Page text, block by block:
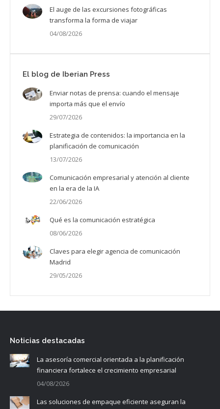
El auge de las excursiones fotográficas
transforma la forma de viajar
04/08/2026
El blog de Iberian Press
Enviar notas de prensa: cuando el mensaje
importa más que el envío
29/07/2026
Estrategia de contenidos: la importancia en la
planificación de comunicación
13/07/2026
Comunicación empresarial y atención al cliente
en la era de la IA
22/06/2026
Qué es la comunicación estratégica
08/06/2026
Claves para elegir agencia de comunicación
Madrid
29/05/2026
Noticias destacadas
La asesoría comercial orientada a la planificación
financiera fortalece el crecimiento empresarial
04/08/2026
Las soluciones de empaque eficiente aseguran la